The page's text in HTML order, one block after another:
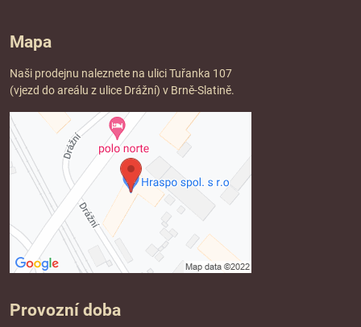
Mapa
Naši prodejnu naleznete na ulici Tuřanka 107
(vjezd do areálu z ulice Drážní) v Brně-Slatině.
Provozní doba